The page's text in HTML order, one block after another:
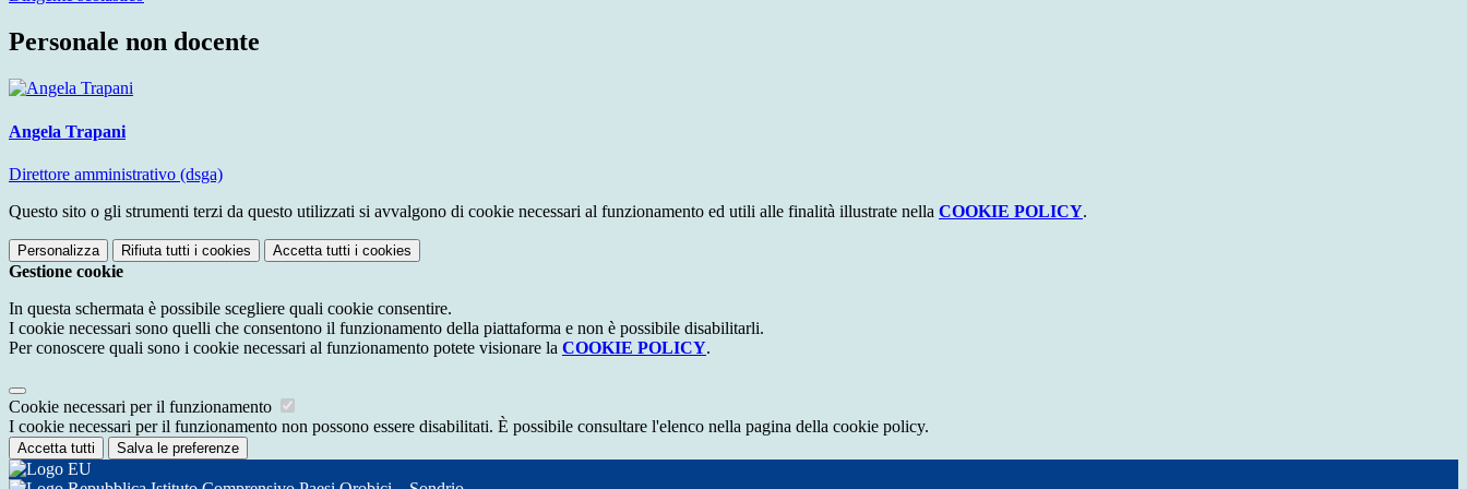
Personale non docente
Angela Trapani
Direttore amministrativo (dsga)
Questo sito o gli strumenti terzi da questo utilizzati si avvalgono di cookie necessari al funzionamento ed utili alle finalità illustrate nella COOKIE POLICY.
Personalizza Rifiuta tutti i cookies Accetta tutti i cookies
Gestione cookie
In questa schermata è possibile scegliere quali cookie consentire.
I cookie necessari sono quelli che consentono il funzionamento della piattaforma e non è possibile disabilitarli.
Per conoscere quali sono i cookie necessari al funzionamento potete visionare la COOKIE POLICY.
Cookie necessari per il funzionamento
I cookie necessari per il funzionamento non possono essere disabilitati. È possibile consultare l'elenco nella pagina della cookie policy.
Accetta tutti Salva le preferenze